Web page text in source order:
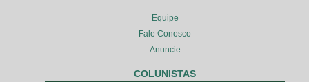
Equipe
Fale Conosco
Anuncie
COLUNISTAS